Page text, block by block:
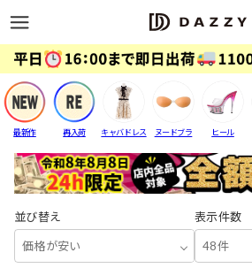
最新作 再入荷 キャバドレス ヌードブラ ヒール
並び替え
価格が安い
表示件数
48件